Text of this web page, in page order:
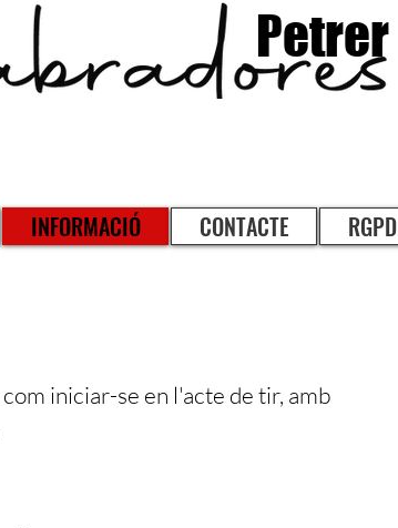
Petrer
INFORMACIÓ CONTACTE RGPD
com iniciar-se en l'acte de tir, amb